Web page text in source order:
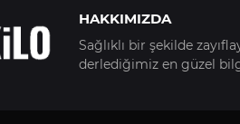
HAKKIMIZDA
Sağlıklı bir şekilde
derlediğimiz en güzel